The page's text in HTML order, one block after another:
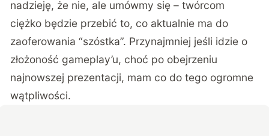
nadzieję, że nie, ale umówmy się – twórcom
ciężko będzie przebić to, co aktualnie ma do
zaoferowania “szóstka”. Przynajmniej jeśli idzie o
złożoność gameplay’u, choć po obejrzeniu
najnowszej prezentacji, mam co do tego ogromne
wątpliwości.